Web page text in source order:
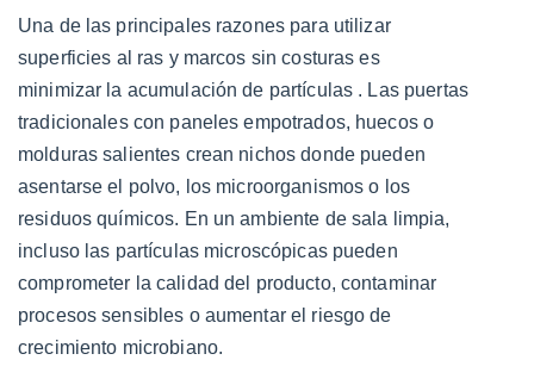
de
la
acumulación
de
partículas
2
2.
Facilitar
una
limpieza
y
Una de las principales razones para utilizar
superficies al ras y marcos sin costuras es
minimizar la acumulación de partículas . Las puertas
tradicionales con paneles empotrados, huecos o
molduras salientes crean nichos donde pueden
asentarse el polvo, los microorganismos o los
residuos químicos. En un ambiente de sala limpia,
incluso las partículas microscópicas pueden
comprometer la calidad del producto, contaminar
procesos sensibles o aumentar el riesgo de
crecimiento microbiano.